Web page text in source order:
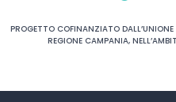
PROGETTO COFINANZIATO
REGIONE CAMPANIA,